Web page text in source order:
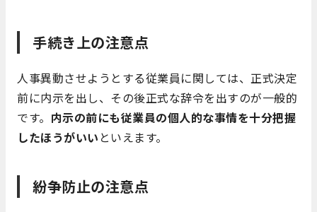
手続き上の注意点
人事異動させようとする従業員に関しては、正式決定
前に内示を出し、その後正式な辞令を出すのが一般的
です。 内示の前にも従業員の個人的な事情を十分把握
したほうがいい といえます。
紛争防止の注意点